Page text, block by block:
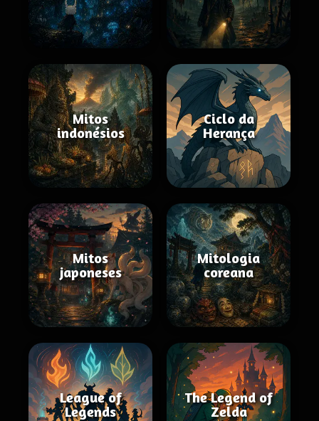
Mitos
indonésios
Ciclo da
Herança
Mitos
japoneses
Mitologia
coreana
League of
Legends
The Legend of
Zelda